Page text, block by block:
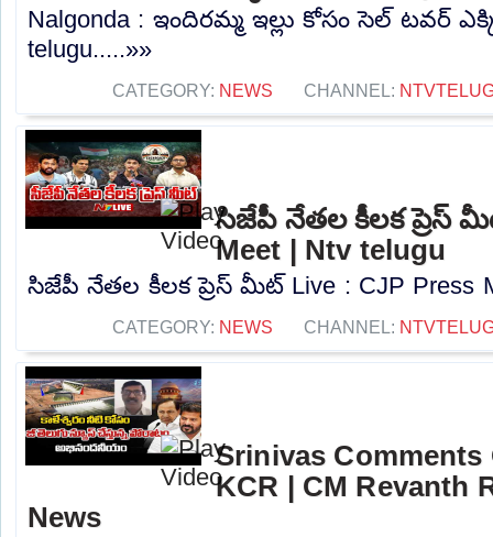
Nalgonda : ఇందిరమ్మ ఇల్లు కోసం సెల్ టవర్
telugu.....»»
CATEGORY: NEWS CHANNEL:
సిజేపీ నేతల కీలక ప్రెస్
Meet | Ntv telugu
సిజేపీ నేతల కీలక ప్రెస్ మీట్ Live : CJP Press
CATEGORY: NEWS CHANNEL:
Srinivas Comments
KCR | CM Revanth
News